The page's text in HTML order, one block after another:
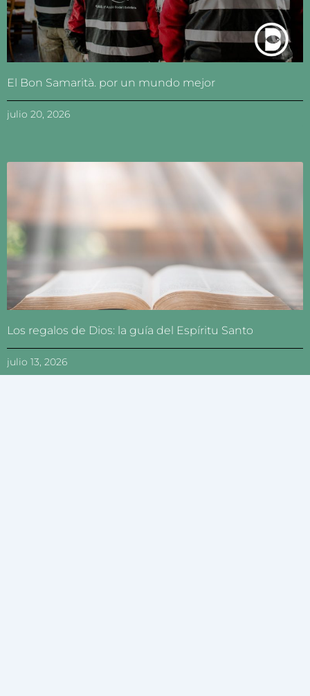
El Bon Samarità. por un mundo mejor
julio 20, 2026
Los regalos de Dios: la guía del Espíritu Santo
julio 13, 2026